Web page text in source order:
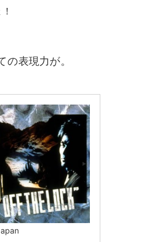
の表現力が。